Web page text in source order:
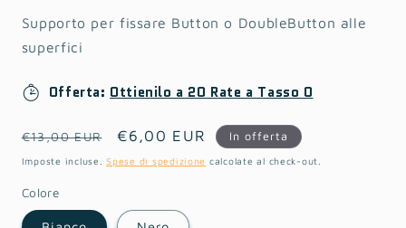
Supporto per fissare Button o DoubleButton alle
superfici
Offerta: Ottienilo a 20 Rate a Tasso 0
Prezzo
di
€13,00 EUR
Prezzo
scontato
€6,00 EUR In offerta
Imposte incluse.Spese di spedizione calcolate al check-out.
Colore